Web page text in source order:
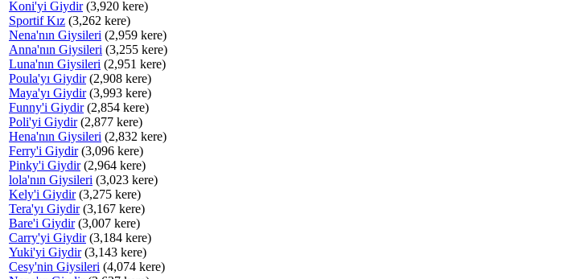
Koni'yi Giydir(3,920 kere)
Sportif Kız (3,262 kere)
Nena'nın Giysileri (2,959 kere)
Anna'nın Giysileri (3,255 kere)
Luna'nın Giysileri (2,951 kere)
Poula'yı Giydir(2,908 kere)
Maya'yı Giydir(3,993 kere)
Funny'i Giydir(2,854 kere)
Poli'yi Giydir(2,877 kere)
Hena'nın Giysileri (2,832 kere)
Ferry'i Giydir(3,096 kere)
Pinky'i Giydir(2,964 kere)
lola'nın Giysileri (3,023 kere)
Kely'i Giydir(3,275 kere)
Tera'yı Giydir(3,167 kere)
Bare'i Giydir(3,007 kere)
Carry'yi Giydir(3,184 kere)
Yuki'yi Giydir(3,143 kere)
Cesy'nin Giysileri (4,074 kere)